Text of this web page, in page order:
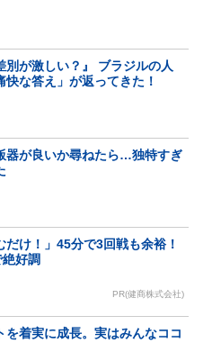
別が激しい？』 ブラジルの人
快な答え」が返ってきた！
器が良いか尋ねたら…独特すぎ
だけ！」45分で3回戦も余裕！
好調
PR(健商株式会社)
を着実に成長。実はみんなココ